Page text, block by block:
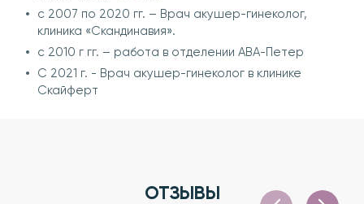
с 2007 по 2020 гг. – Врач акушер-гинеколог,
клиника «Скандинавия».
с 2010 г гг. – работа в отделении АВА-Петер
С 2021 г. - Врач акушер-гинеколог в клинике
Скайферт
ОТЗЫВЫ